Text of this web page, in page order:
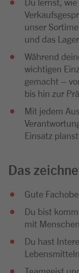
unser
und das
Während
wichtigen
gemacht –
bis hin zur
Mit jedem
Einsatz
Das
Gute
Du bist
mit Menschen
Du hast
Lebensmitteln
Teamgeist